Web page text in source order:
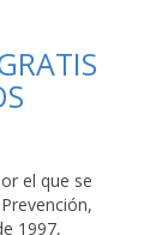
el que se
1997,